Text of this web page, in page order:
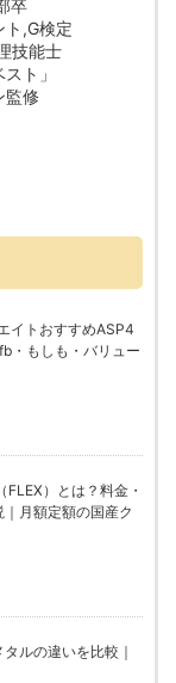
卒
,G検定
技能士
ト」
監修
イトおすすめASP4
・もしも・バリュー
）とは？料金・
月額定額の国産ク
ルの違いを比較｜